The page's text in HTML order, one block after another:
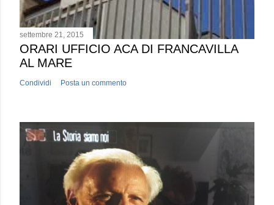
settembre 21, 2015
ORARI UFFICIO ACA DI FRANCAVILLA
AL MARE
Condividi Posta un commento